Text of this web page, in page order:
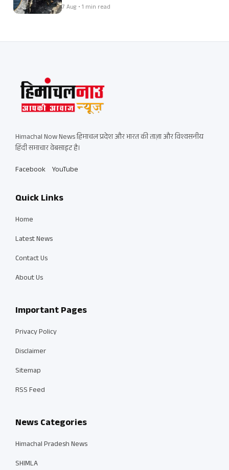
7 Aug • 1 min read
Himachal Now News हिमाचल प्रदेश और भारत की ताज़ा और विश्वसनीय
हिंदी समाचार वेबसाइट है।
Facebook YouTube
Quick Links
Home
Latest News
Contact Us
About Us
Important Pages
Privacy Policy
Disclaimer
Sitemap
RSS Feed
News Categories
Himachal Pradesh News
SHIMLA